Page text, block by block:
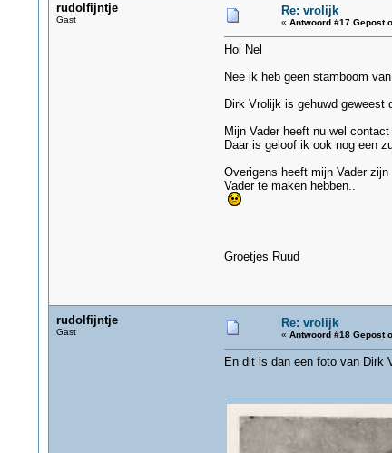
rudolfijntje
Gast
Re: vrolijk
« Antwoord #17 Gepost
Hoi Nel
Nee ik heb geen stamboom
Dirk Vrolijk is gehuwd geweest
Mijn Vader heeft nu wel
Daar is geloof ik ook nog een
Overigens heeft mijn Vader
Vader te maken hebben..
Groetjes Ruud
rudolfijntje
Gast
Re: vrolijk
« Antwoord #18 Gepost
En dit is dan een foto van Dirk